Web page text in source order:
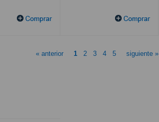
« anterior 1 2 3 4 5 siguiente »